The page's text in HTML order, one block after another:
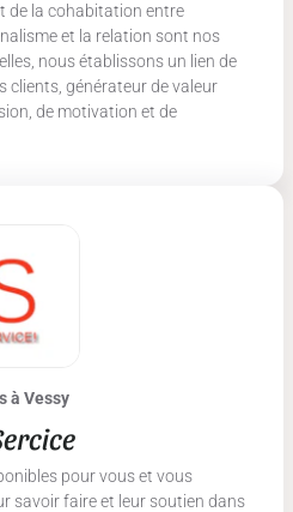
de la cohabitation entre
et la relation sont nos
nous établissons un lien de
clients, générateur de valeur
de motivation et de
à Vessy
pour vous et vous
savoir faire et leur soutien dans